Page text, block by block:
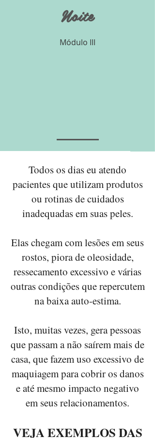
Noite
Módulo III
Todos os dias eu atendo
pacientes que utilizam produtos
ou rotinas de cuidados
inadequadas em suas peles.
Elas chegam com lesões em seus
rostos, piora de oleosidade,
ressecamento excessivo e várias
outras condições que repercutem
na baixa auto-estima.
Isto, muitas vezes, gera pessoas
que passam a não saírem mais de
casa, que fazem uso excessivo de
maquiagem para cobrir os danos
e até mesmo impacto negativo
em seus relacionamentos.
VEJA EXEMPLOS DAS